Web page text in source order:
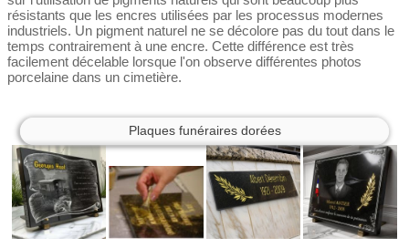
résistants que les encres utilisées par les processus modernes
industriels. Un pigment naturel ne se décolore pas du tout dans le
temps contrairement à une encre. Cette différence est très
facilement décelable lorsque l'on observe différentes photos
porcelaine dans un cimetière.
Plaques funéraires dorées